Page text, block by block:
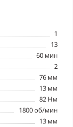
1
13
60 мин
2
76 мм
13 мм
82 Нм
1800 об/мин
13 мм